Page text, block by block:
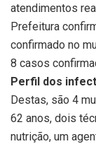
atendimentos
Prefeitura
confirmado no
8 casos
Perfil dos
Destas, são 4
62 anos, dois
nutrição, um